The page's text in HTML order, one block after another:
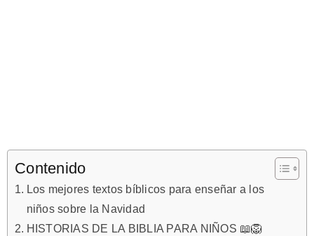
Contenido
Los mejores textos bíblicos para enseñar a los
niños sobre la Navidad
HISTORIAS DE LA BIBLIA PARA NIÑOS 📖🦁